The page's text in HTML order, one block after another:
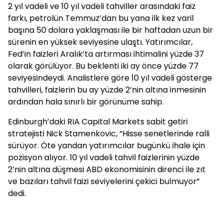
2 yıl vadeli ve 10 yıl vadeli tahviller arasındaki faiz
farkı, petrolün Temmuz’dan bu yana ilk kez varil
başına 50 dolara yaklaşması ile bir haftadan uzun bir
sürenin en yüksek seviyesine ulaştı. Yatırımcılar,
Fed’in faizleri Aralık’ta artırması ihtimalini yüzde 37
olarak görülüyor. Bu beklenti iki ay önce yüzde 77
seviyesindeydi. Analistlere göre 10 yıl vadeli gösterge
tahvilleri, faizlerin bu ay yüzde 2’nin altına inmesinin
ardından hala sınırlı bir görünüme sahip.
Edinburgh’daki RIA Capital Markets sabit getiri
stratejisti Nick Stamenkovic, “Hisse senetlerinde ralli
sürüyor. Öte yandan yatırımcılar bugünkü ihale için
pozisyon alıyor. 10 yıl vadeli tahvil faizlerinin yüzde
2’nin altına düşmesi ABD ekonomisinin direnci ile zıt
ve bazıları tahvil faizi seviyelerini çekici bulmuyor”
dedi.